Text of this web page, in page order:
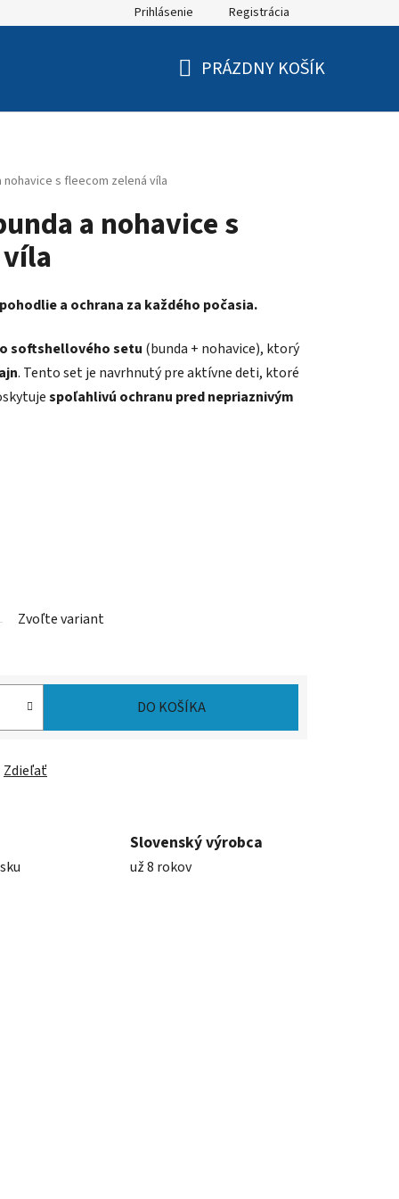
Prihlásenie Registrácia
PRÁZDNY KOŠÍK
s fleecom zelená víla
a nohavice s
a ochrana za každého počasia.
softshellového setu (bunda + nohavice), ktorý
. Tento set je navrhnutý pre aktívne deti, ktoré
spoľahlivú ochranu pred nepriaznivým
Zvoľte variant
DO KOŠÍKA
Zdieľať
Slovenský výrobca
už 8 rokov